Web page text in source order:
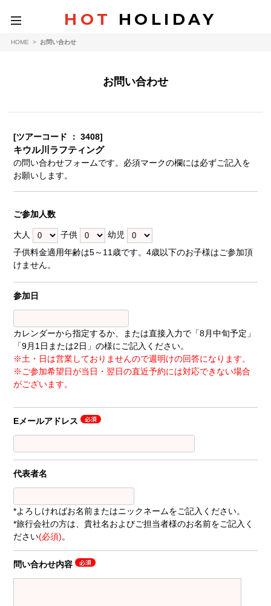
toggle
navigation
HOT HOLIDAY
HOME > お問い合わせ
お問い合わせ
[ツアーコード ： 3408]
キウル川ラフティング
の問い合わせフォームです。必須マークの欄には必ずご記入を
お願いします。
ご参加人数
大人 子供
幼児
子供料金適用年齢は5～11歳です。4歳以下のお子様はご参加頂
けません。
参加日
カレンダーから指定するか、または直接入力で「8月中旬予定」
「9月1日または2日」の様にご記入ください。
※土・日は営業しておりませんので週明けの回答になります。
※ご参加希望日が当日・翌日の直近予約には対応できない場合
がございます。
Eメールアドレス
代表者名
*よろしければお名前またはニックネームをご記入ください。
*旅行会社の方は、貴社名およびご担当者様のお名前をご記入く
ださい(必須)。
問い合わせ内容